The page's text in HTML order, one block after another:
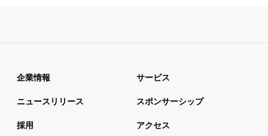
企業情報 サービス
ニュースリリース スポンサーシップ
採用 アクセス